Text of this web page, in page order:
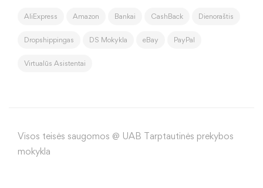
AliExpress Amazon Bankai CashBack Dienoraštis
Dropshippingas DS Mokykla eBay PayPal
Virtualūs Asistentai
Visos teisės saugomos @ UAB Tarptautinės prekybos
mokykla